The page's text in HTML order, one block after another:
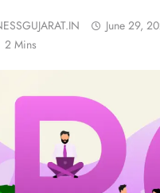
June 29,
2 Mins